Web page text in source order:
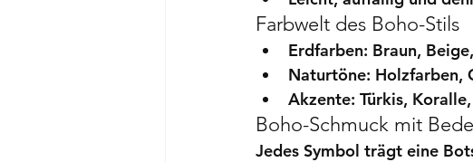
Farbwelt des Boho-Stils
Erdfarben: Braun,
Naturtöne: Holzfarben,
Akzente: Türkis,
Boho-Schmuck mit
Jedes Symbol trägt eine